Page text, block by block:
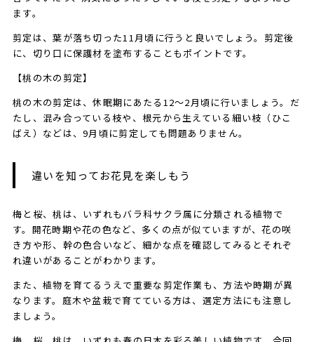
ます。
剪定は、葉が落ち切った11月頃に行うと良いでしょう。剪定後
に、切り口に保護材を塗布することもポイントです。
【桃の木の剪定】
桃の木の剪定は、休眠期にあたる12～2月頃に行いましょう。だ
たし、混み合っている枝や、根元から生えている細い枝（ひこ
ばえ）などは、9月頃に剪定しても問題ありません。
違いを知ってお花見を楽しもう
梅と桜、桃は、いずれもバラ科サクラ属に分類される植物で
す。開花時期や花の色など、多くの点が似ていますが、花の咲
き方や形、幹の色合いなど、細かな点を確認してみるとそれぞ
れ違いがあることがわかります。
また、植物を育てるうえで重要な剪定作業も、方法や時期が異
なります。庭木や盆栽で育てている方は、選定方法にも注意し
ましょう。